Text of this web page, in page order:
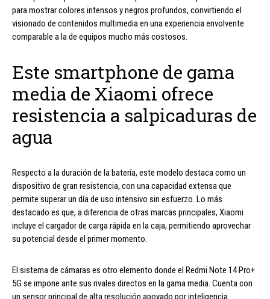
para mostrar colores intensos y negros profundos, convirtiendo el
visionado de contenidos multimedia en una experiencia envolvente
comparable a la de equipos mucho más costosos.
Este smartphone de gama
media de Xiaomi ofrece
resistencia a salpicaduras de
agua
Respecto a la duración de la batería, este modelo destaca como un
dispositivo de gran resistencia, con una capacidad extensa que
permite superar un día de uso intensivo sin esfuerzo. Lo más
destacado es que, a diferencia de otras marcas principales, Xiaomi
incluye el cargador de carga rápida en la caja, permitiendo aprovechar
su potencial desde el primer momento.
El sistema de cámaras es otro elemento donde el Redmi Note 14 Pro+
5G se impone ante sus rivales directos en la gama media. Cuenta con
un sensor principal de alta resolución apoyado por inteligencia